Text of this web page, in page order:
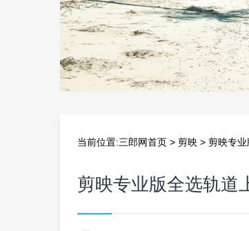
当前位置:三郎网首页 > 剪映 > 剪映专
剪映专业版全选轨道